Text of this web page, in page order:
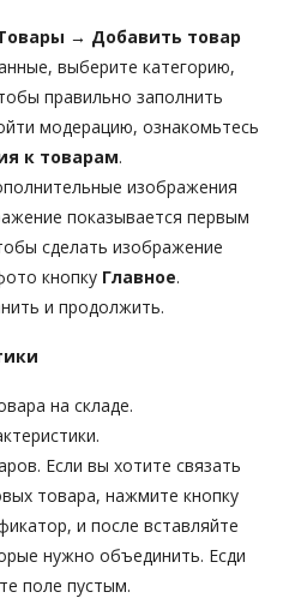
→ Добавить товар
выберите категорию,
правильно заполнить
модерацию, ознакомьтесь
к товарам.
изображения
показывается первым
сделать изображение
кнопку Главное.
и продолжить.
на складе.
Если вы хотите связать
товара, нажмите кнопку
и после вставляйте
нужно объединить. Есди
поле пустым.